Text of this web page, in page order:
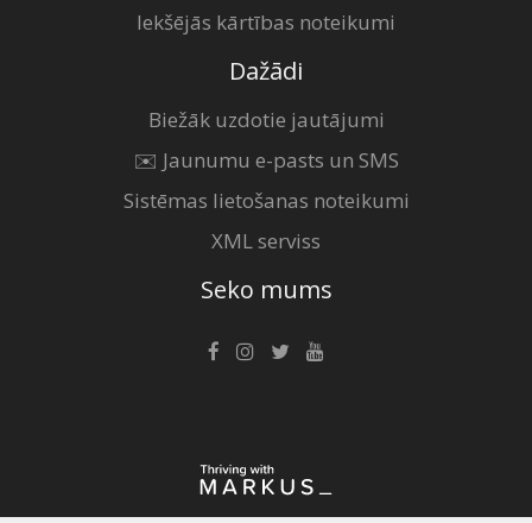
Iekšējās kārtības noteikumi
Dažādi
Biežāk uzdotie jautājumi
✉️ Jaunumu e-pasts un SMS
Sistēmas lietošanas noteikumi
XML serviss
Seko mums